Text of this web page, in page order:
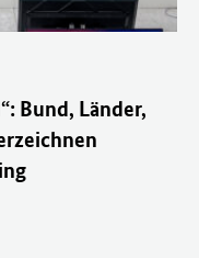
Bund, Länder,